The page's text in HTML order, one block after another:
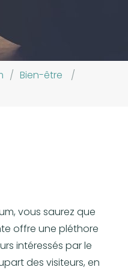
/ Bien-être
/
vous saurez que
offre une pléthore
intéressés par le
des visiteurs, en